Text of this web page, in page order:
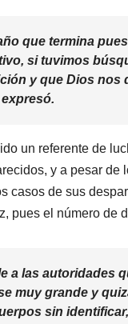
que termina
si tuvimos
y que Dios nos
un referente de
y a pesar de
casos de sus
pues el número de
a las autoridades
muy grande y
sin